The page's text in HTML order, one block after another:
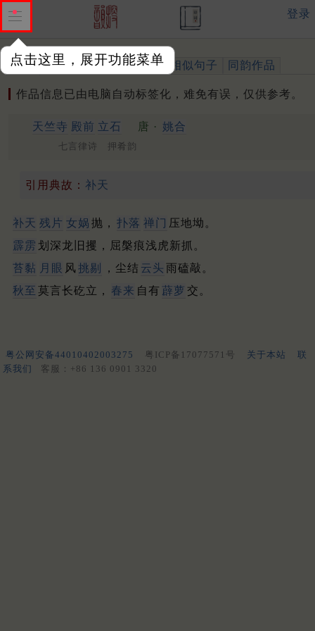
点击这里，展开功能菜单
登录
作品 标注四声 出处、引用 相似句子 同韵作品
作品信息已由电脑自动标签化，难免有误，仅供参考。
天竺寺 殿前 立石 唐 · 姚合
七言律诗 押肴韵
引用典故： 补天
补天 残片 女娲 抛， 扑落 禅门 压地坳。
霹雳 划深龙旧攫，屈槃痕浅虎新抓。
苔黏 月眼 风 挑剔 ，尘结 云头 雨磕敲。
秋至 莫言长矻立， 春来 自有 薜萝 交。
粤公网安备44010402003275 粤ICP备17077571号 关于本站
联
系我们
客服：+86 136 0901 3320